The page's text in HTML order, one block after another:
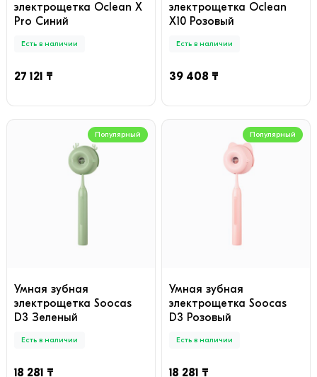
электрощетка Oclean X
Pro Синий
Есть в наличии
27 121 ₸
электрощетка Oclean
X10 Розовый
Есть в наличии
39 408 ₸
Популярный
Умная зубная
электрощетка Soocas
D3 Зеленый
Есть в наличии
18 281 ₸
Популярный
Умная зубная
электрощетка Soocas
D3 Розовый
Есть в наличии
18 281 ₸